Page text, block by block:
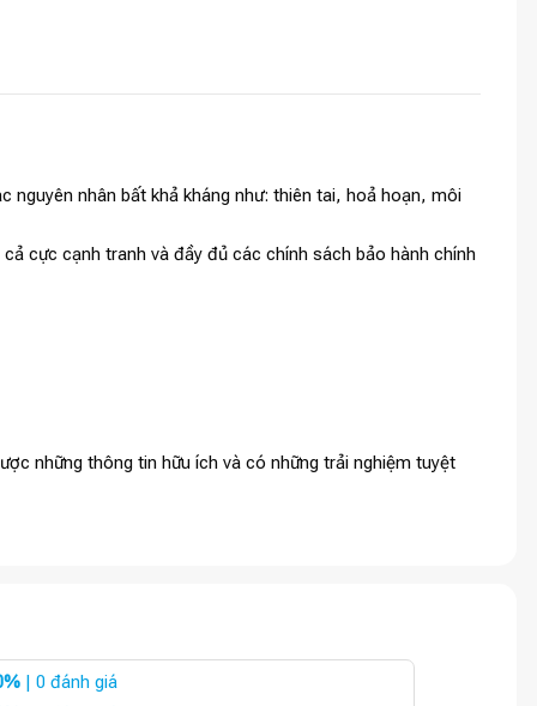
nhân bất khả kháng như: thiên tai, hoả hoạn, môi
cực cạnh tranh và đầy đủ các chính sách bảo hành chính
những thông tin hữu ích và có những trải nghiệm tuyệt
| 0 đánh giá